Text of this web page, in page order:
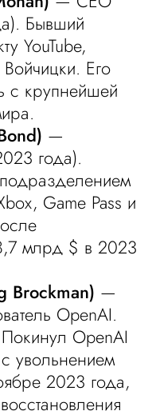
Бывший
YouTube,
Его
с крупнейшей
—
года).
Game Pass и
млрд $ в 2023
Brockman) —
OpenAI.
OpenAI
увольнением
2023 года,